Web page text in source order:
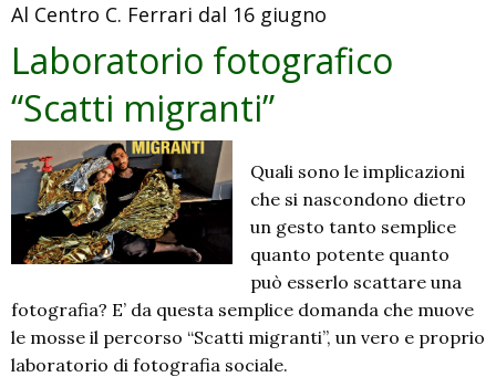
Al Centro C. Ferrari dal 16 giugno
Laboratorio fotografico
“Scatti migranti”
Quali sono le implicazioni
che si nascondono dietro
un gesto tanto semplice
quanto potente quanto
può esserlo scattare una
fotografia? E’ da questa semplice domanda che muove
le mosse il percorso “Scatti migranti”, un vero e proprio
laboratorio di fotografia sociale.